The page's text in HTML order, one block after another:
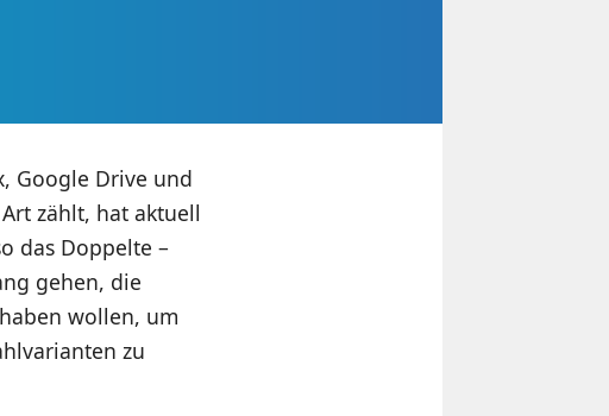
Google Drive und
zählt, hat aktuell
das Doppelte –
gehen, die
wollen, um
zu